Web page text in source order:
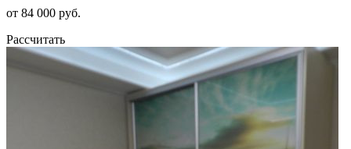
от 84 000 руб.
Рассчитать